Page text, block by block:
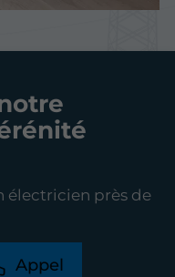
électricien près de
Appel